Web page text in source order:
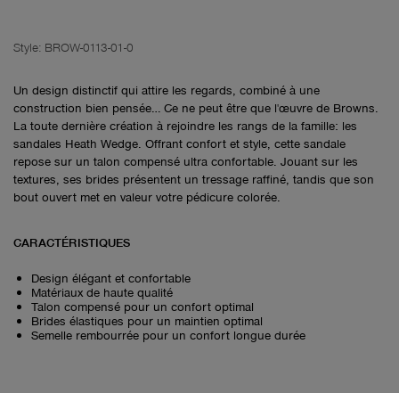
Style: BROW-0113-01-0
Un design distinctif qui attire les regards, combiné à une
construction bien pensée… Ce ne peut être que l'œuvre de Browns.
La toute dernière création à rejoindre les rangs de la famille: les
sandales Heath Wedge. Offrant confort et style, cette sandale
repose sur un talon compensé ultra confortable. Jouant sur les
textures, ses brides présentent un tressage raffiné, tandis que son
bout ouvert met en valeur votre pédicure colorée.
CARACTÉRISTIQUES
Design élégant et confortable
Matériaux de haute qualité
Talon compensé pour un confort optimal
Brides élastiques pour un maintien optimal
Semelle rembourrée pour un confort longue durée